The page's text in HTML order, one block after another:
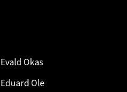
Evald Okas
Eduard Ole